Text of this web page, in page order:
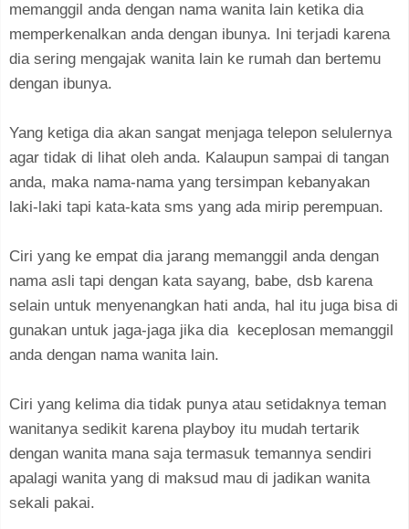
memanggil anda dengan nama wanita lain ketika dia
memperkenalkan anda dengan ibunya. Ini terjadi karena
dia sering mengajak wanita lain ke rumah dan bertemu
dengan ibunya.
Yang ketiga dia akan sangat menjaga telepon selulernya
agar tidak di lihat oleh anda. Kalaupun sampai di tangan
anda, maka nama-nama yang tersimpan kebanyakan
laki-laki tapi kata-kata sms yang ada mirip perempuan.
Ciri yang ke empat dia jarang memanggil anda dengan
nama asli tapi dengan kata sayang, babe, dsb karena
selain untuk menyenangkan hati anda, hal itu juga bisa di
gunakan untuk jaga-jaga jika dia keceplosan memanggil
anda dengan nama wanita lain.
Ciri yang kelima dia tidak punya atau setidaknya teman
wanitanya sedikit karena playboy itu mudah tertarik
dengan wanita mana saja termasuk temannya sendiri
apalagi wanita yang di maksud mau di jadikan wanita
sekali pakai.